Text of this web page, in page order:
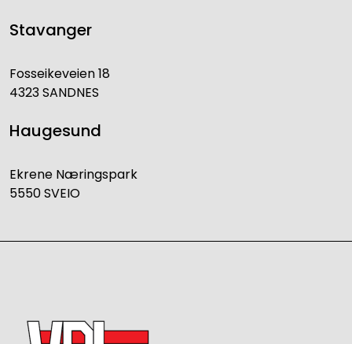
Stavanger
Fosseikeveien 18
4323 SANDNES
Haugesund
Ekrene Næringspark
5550 SVEIO